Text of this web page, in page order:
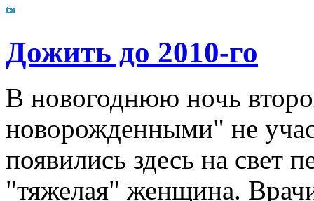
Дожить до 2010-го
В новогоднюю ночь
новорожденными" не
появились здесь на свет
"тяжелая" женщина.